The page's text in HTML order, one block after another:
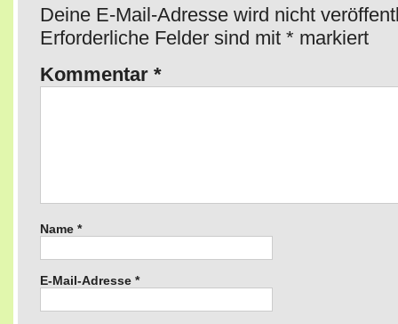
Deine E-Mail-Adresse wird nicht
Erforderliche Felder sind mit * markiert
Kommentar *
Name *
E-Mail-Adresse *